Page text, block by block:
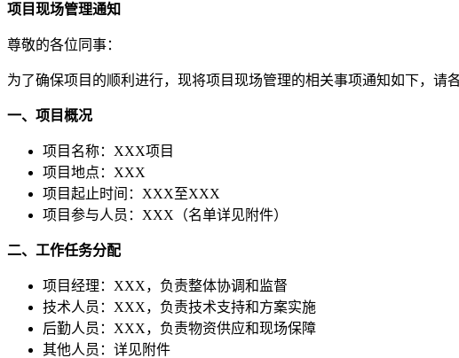
项目现场管理通知
尊敬的各位同事：
为了确保项目的顺利进行，现将项目现场管理的相关事项通知如下，请
一、项目概况
项目名称：XXX项目
项目地点：XXX
项目起止时间：XXX至XXX
项目参与人员：XXX（名单详见附件）
二、工作任务分配
项目经理：XXX，负责整体协调和监督
技术人员：XXX，负责技术支持和方案实施
后勤人员：XXX，负责物资供应和现场保障
其他人员：详见附件